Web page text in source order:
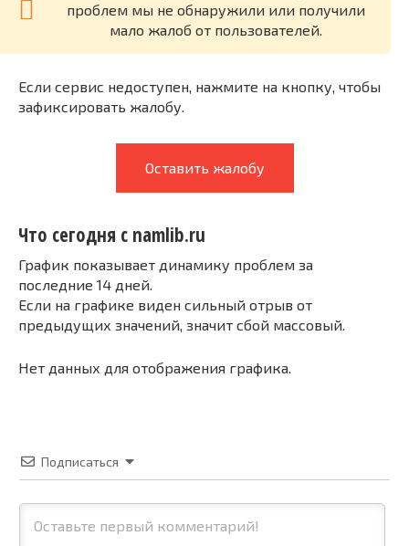
проблем мы не обнаружили или получили
мало жалоб от пользователей.
Если сервис недоступен, нажмите на кнопку, чтобы
зафиксировать жалобу.
Оставить жалобу
Что сегодня с namlib.ru
График показывает динамику проблем за
последние 14 дней.
Если на графике виден сильный отрыв от
предыдущих значений, значит сбой массовый.
Нет данных для отображения графика.
Подписаться